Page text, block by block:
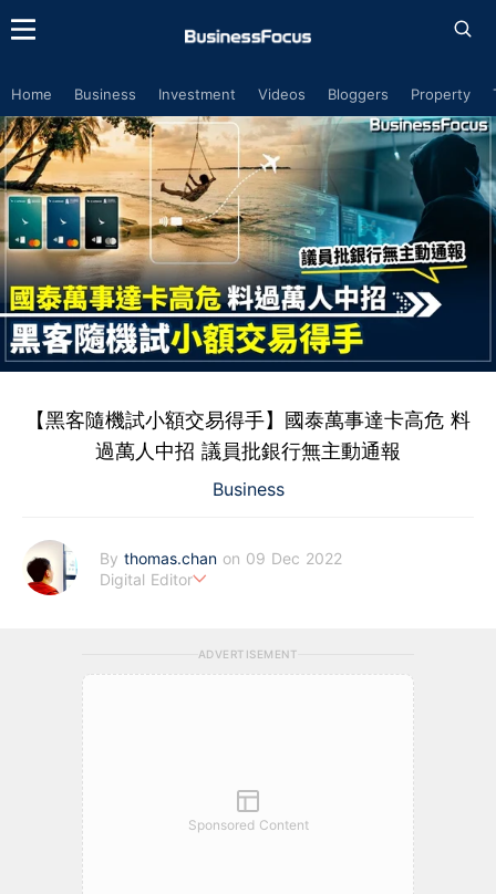
Home Business Investment Videos Bloggers Property
【黑客隨機試小額交易得手】國泰萬事達卡高危 料
過萬人中招 議員批銀行無主動通報
Business
By thomas.chan on 09 Dec 2022
Digital Editor
ADVERTISEMENT
Sponsored Content